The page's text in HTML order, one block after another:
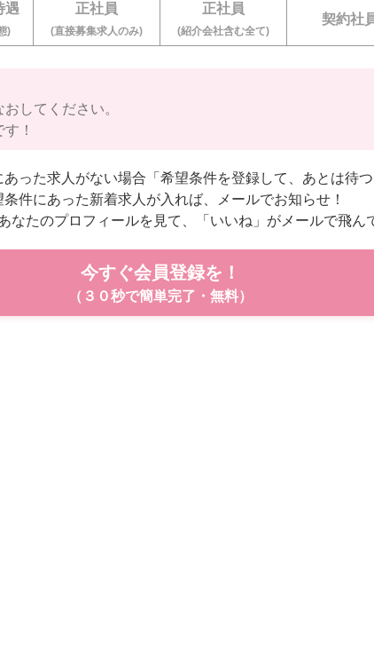
遇
)
正社員
(直接募集求人のみ)
正社員
(紹介会社含む全て)
契約社
してください。
！
った求人がない場合「希望条件を登録して、あとは待つ
条件にあった新着求人が入れば、メールでお知らせ！
なたのプロフィールを見て、「いいね」がメールで飛ん
今すぐ会員登録を！
（３０秒で簡単完了・無料）